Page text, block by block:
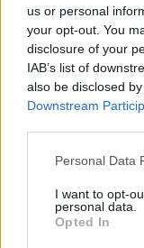
us or personal
your opt-out. You
disclosure of your
IAB’s list of
also be disclosed
Downstream
Personal Data
I want to opt-
personal data.
Opted In
Η πιο
Ελληνικών
άτομα»
@13-02-2014